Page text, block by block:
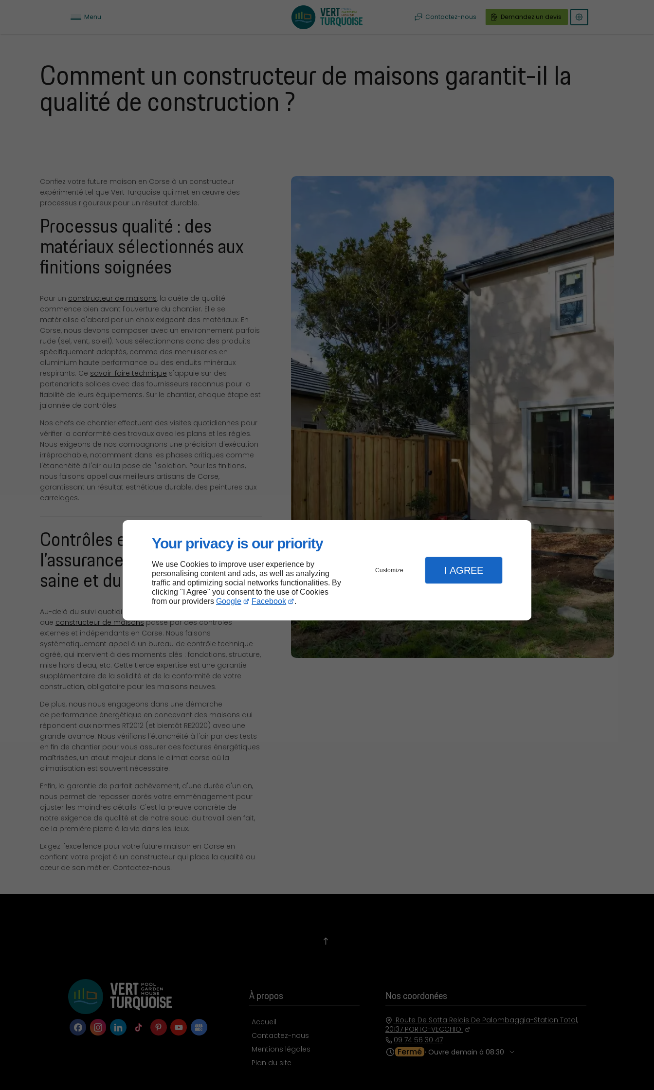
Your privacy is our priority
We use Cookies to improve user experience by
personalising content and ads, as well as analyzing
traffic and optimizing social networks functionalities. By
clicking "I Agree" you consent to the use of Cookies
from our providers Google Facebook .
Customize I AGREE
Menu Contactez-nous Demandez un devis
Comment un constructeur de maisons garantit-il la
qualité de construction ?
Confiez votre future maison en Corse à un constructeur
expérimenté tel que Vert Turquoise qui met en œuvre des
processus rigoureux pour un résultat durable.
Processus qualité : des
matériaux sélectionnés aux
finitions soignées
Pour un constructeur de maisons, la quête de qualité
commence bien avant l'ouverture du chantier. Elle se
matérialise d'abord par un choix exigeant des matériaux. En
Corse, nous devons composer avec un environnement parfois
rude (sel, vent, soleil). Nous sélectionnons donc des produits
spécifiquement adaptés, comme des menuiseries en
aluminium haute performance ou des enduits minéraux
respirants. Ce savoir-faire technique s'appuie sur des
partenariats solides avec des fournisseurs reconnus pour la
fiabilité de leurs équipements. Sur le chantier, chaque étape est
jalonnée de contrôles.
Nos chefs de chantier effectuent des visites quotidiennes pour
vérifier la conformité des travaux avec les plans et les règles.
Nous exigeons de nos compagnons une précision d'exécution
irréprochable, notamment dans les phases critiques comme
l'étanchéité à l'air ou la pose de l'isolation. Pour les finitions,
nous faisons appel aux meilleurs artisans de Corse,
garantissant un résultat esthétique durable, des peintures aux
carrelages.
Contrôles et certifications :
l’assurance d’une maison
saine et durable
Au-delà du suivi quotidien, notre engagement qualité en tant
que constructeur de maisonspasse par des contrôles
externes et indépendants en Corse. Nous faisons
systématiquement appel à un bureau de contrôle technique
agréé, qui intervient à des moments clés : fondations, structure,
mise hors d'eau, etc. Cette tierce expertise est une garantie
supplémentaire de la solidité et de la conformité de votre
construction, obligatoire pour les maisons neuves.
De plus, nous nous engageons dans une démarche
de performance énergétique en concevant des maisons qui
répondent aux normes RT2012 (et bientôt RE2020) avec une
grande avance. Nous vérifions l'étanchéité à l'air par des tests
en fin de chantier pour vous assurer des factures énergétiques
maîtrisées, un atout majeur dans le climat corse où la
climatisation est souvent nécessaire.
Enfin, la garantie de parfait achèvement, d'une durée d'un an,
nous permet de repasser après votre emménagement pour
ajuster les moindres détails. C'est la preuve concrète de
notre exigence de qualité et de notre souci du travail bien fait,
de la première pierre à la vie dans les lieux.
Exigez l'excellence pour votre future maison en Corse en
confiant votre projet à un constructeur qui place la qualité au
cœur de son métier. Contactez-nous.
À propos
Accueil
Contactez-nous
Mentions légales
Plan du site
Nos coordonées
Route De Sotta Relais De Palombaggia-Station Total,
20137 PORTO-VECCHIO
09 74 56 30 47
Fermé ⋅ Ouvre demain à 08:30